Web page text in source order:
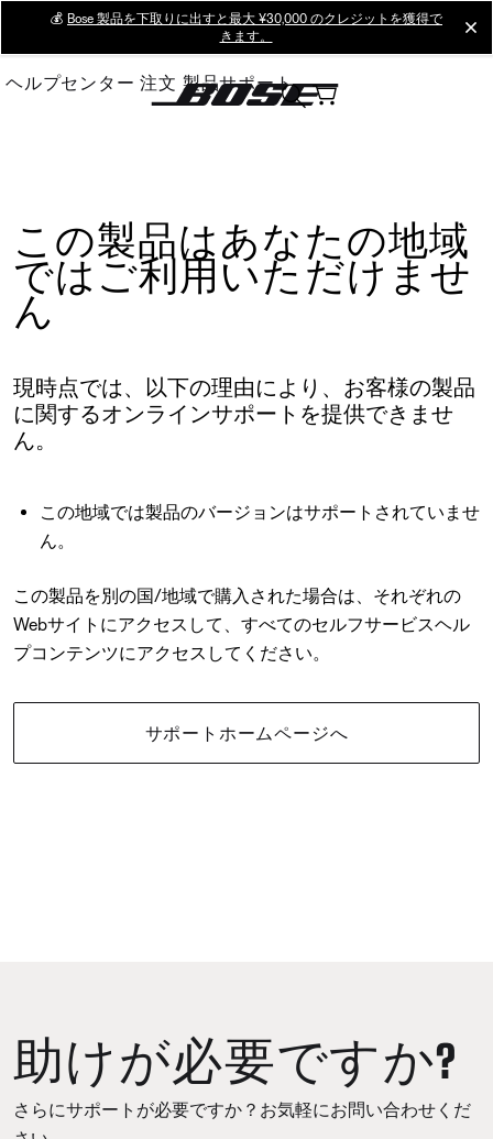
Main
💰 Bose 製品を下取りに出すと最大 ¥30,000 のクレジットを獲得で
きます。
ヘルプセンター 注文 製品サポート
この製品はあなたの地域
ではご利用いただけませ
ん
現時点では、以下の理由により、お客様の製品
に関するオンラインサポートを提供できませ
ん。
この地域では製品のバージョンはサポートされていませ
ん。
この製品を別の国/地域で購入された場合は、それぞれの
Webサイトにアクセスして、すべてのセルフサービスヘル
プコンテンツにアクセスしてください。
サポートホームページへ
助けが必要ですか?
さらにサポートが必要ですか？お気軽にお問い合わせくだ